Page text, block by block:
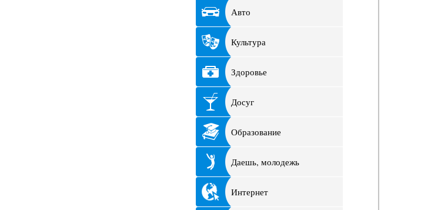
Авто
Культура
Здоровье
Досуг
Образование
Даешь, молодежь
Интернет